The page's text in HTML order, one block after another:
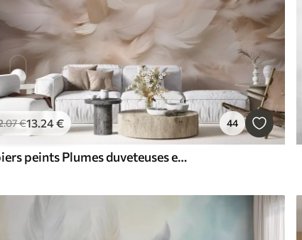
.07€13.24€ 44
Papiers peints Plumes duveteuses et duvet dans des tons crémeux